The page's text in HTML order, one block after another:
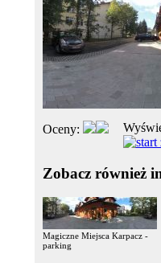
Oceny:
Zobacz również
Magiczne Miejsca Karpacz -
parking